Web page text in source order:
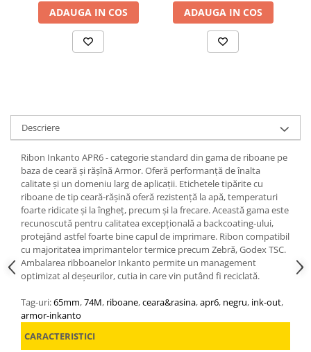
ADAUGA IN COS ADAUGA IN COS
Descriere
Ribon Inkanto APR6 - categorie standard din gama de riboane pe
baza de ceară și rășînă Armor. Oferă performanță de înalta
calitate și un domeniu larg de aplicații. Etichetele tipărite cu
riboane de tip ceară-rășină oferă rezistență la apă, temperaturi
foarte ridicate și la îngheț, precum și la frecare. Această gama este
recunoscută pentru calitatea excepțională a backcoating-ului,
protejând astfel foarte bine capul de imprimare. Ribon compatibil
cu majoritatea imprimantelor termice precum Zebră, Godex TSC.
Ambalarea ribboanelor Inkanto permite un management
optimizat al deșeurilor, cutia in care vin putând fi reciclată.
Tag-uri:65mm,74M, riboane,ceara&rasina,apr6, negru, ink-out,
armor-inkanto
CARACTERISTICI